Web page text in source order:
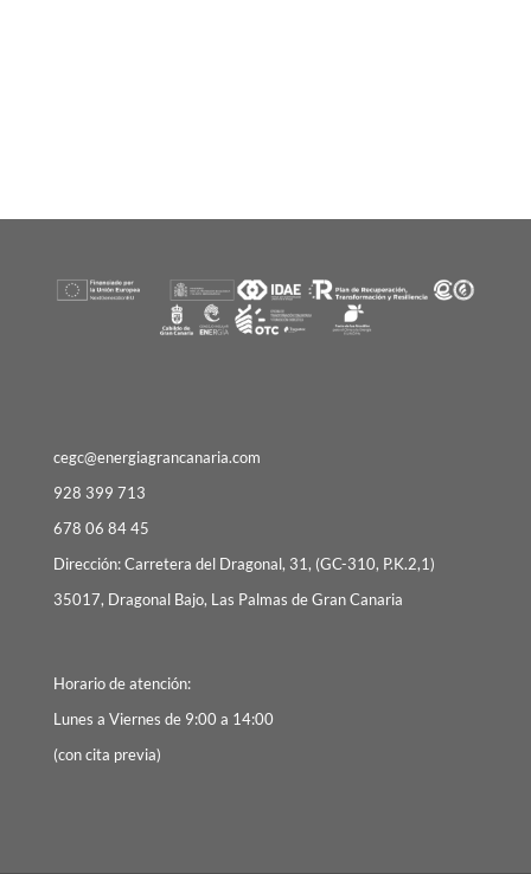
cegc@energiagrancanaria.com
928 399 713
678 06 84 45
Dirección: Carretera del Dragonal, 31, (GC-310, P.K.2,1)
35017, Dragonal Bajo, Las Palmas de Gran Canaria
Horario de atención:
Lunes a Viernes de 9:00 a 14:00
(con cita previa)